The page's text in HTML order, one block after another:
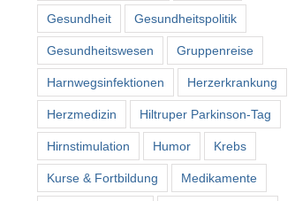
Gesundheit Gesundheitspolitik
Gesundheitswesen Gruppenreise
Harnwegsinfektionen Herzerkrankung
Herzmedizin Hiltruper Parkinson-Tag
Hirnstimulation Humor Krebs
Kurse & Fortbildung Medikamente